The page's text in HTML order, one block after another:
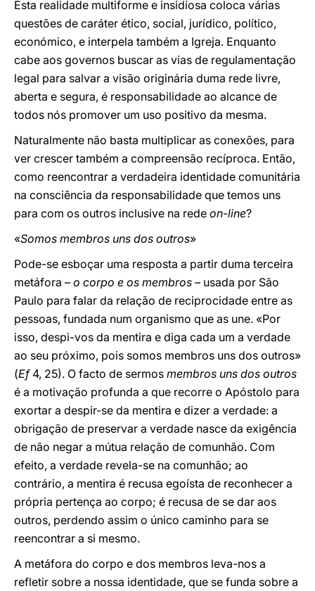
Esta realidade multiforme e insidiosa coloca várias
questões de caráter ético, social, jurídico, político,
económico, e interpela também a Igreja. Enquanto
cabe aos governos buscar as vias de regulamentação
legal para salvar a visão originária duma rede livre,
aberta e segura, é responsabilidade ao alcance de
todos nós promover um uso positivo da mesma.
Naturalmente não basta multiplicar as conexões, para
ver crescer também a compreensão recíproca. Então,
como reencontrar a verdadeira identidade comunitária
na consciência da responsabilidade que temos uns
para com os outros inclusive na rede on-line?
«Somos membros uns dos outros»
Pode-se esboçar uma resposta a partir duma terceira
metáfora – o corpo e os membros – usada por São
Paulo para falar da relação de reciprocidade entre as
pessoas, fundada num organismo que as une. «Por
isso, despi-vos da mentira e diga cada um a verdade
ao seu próximo, pois somos membros uns dos outros»
(Ef4, 25). O facto de sermos membros uns dos outros
é a motivação profunda a que recorre o Apóstolo para
exortar a despir-se da mentira e dizer a verdade: a
obrigação de preservar a verdade nasce da exigência
de não negar a mútua relação de comunhão. Com
efeito, a verdade revela-se na comunhão; ao
contrário, a mentira é recusa egoísta de reconhecer a
própria pertença ao corpo; é recusa de se dar aos
outros, perdendo assim o único caminho para se
reencontrar a si mesmo.
A metáfora do corpo e dos membros leva-nos a
refletir sobre a nossa identidade, que se funda sobre a